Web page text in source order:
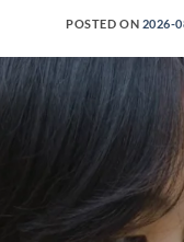
POSTED ON 2026-